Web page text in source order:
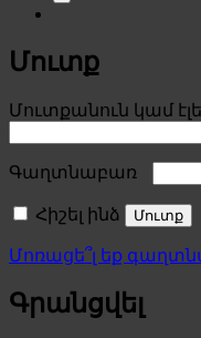
Մուտք
Մուտքանուն կամ
Գաղտնաբառ
Հիշել ինձ Մուտք
Մոռացե՞լ եք
Գրանցվել